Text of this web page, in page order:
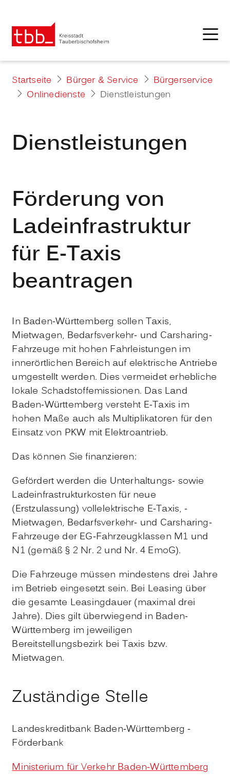
Startseite Bürger & Service
Bürgerservice
Onlinedienste
Dienstleistungen
Dienstleistungen
Förderung von
Ladeinfrastruktur
für E-Taxis
beantragen
In Baden-Württemberg sollen Taxis,
Mietwagen, Bedarfsverkehr- und Carsharing-
Fahrzeuge mit hohen Fahrleistungen im
innerörtlichen Bereich auf elektrische Antriebe
umgestellt werden. Dies vermeidet erhebliche
lokale Schadstoff­emissionen. Das Land
Baden-Württemberg versteht E-Taxis im
hohen Maße auch als Multiplikatoren für den
Einsatz von PKW mit Elektroantrieb.
Das können Sie finanzieren:
Gefördert werden die Unterhaltungs- sowie
Ladeinfrastrukturkosten für neue
(Erstzulassung) vollelektrische E-Taxis, -
Mietwagen, Bedarfsverkehr- und Carsharing-
Fahrzeuge der EG-Fahrzeugklassen M1 und
N1 (gemäß § 2 Nr. 2 und Nr. 4 EmoG).
Die Fahrzeuge müssen mindestens drei Jahre
im Betrieb eingesetzt sein. Bei Leasing über
die gesamte Leasingdauer (maximal drei
Jahre). Dies gilt überwiegend in Baden-
Württemberg im jeweiligen
Bereitstellungsbezirk bei Taxis bzw.
Mietwagen.
Zuständige Stelle
Landeskreditbank Baden-Württemberg -
Förderbank
Ministerium für Verkehr Baden-Württemberg